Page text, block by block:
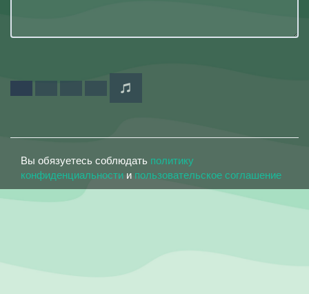
Вы обязуетесь соблюдать политику
конфиденциальности и пользовательское соглашение